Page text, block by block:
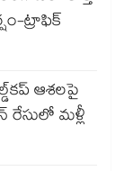
ట్రాఫిక్
ఆశలపై
రేసులో మళ్లీ